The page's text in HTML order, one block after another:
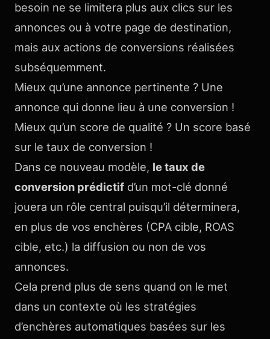
besoin ne se limitera plus aux clics sur les
annonces ou à votre page de destination,
mais aux actions de conversions réalisées
subséquemment.
Mieux qu’une annonce pertinente ? Une
annonce qui donne lieu à une conversion !
Mieux qu’un score de qualité ? Un score basé
sur le taux de conversion !
Dans ce nouveau modèle, le taux de
conversion prédictif d’un mot-clé donné
jouera un rôle central puisqu’il déterminera,
en plus de vos enchères (CPA cible, ROAS
cible, etc.) la diffusion ou non de vos
annonces.
Cela prend plus de sens quand on le met
dans un contexte où les stratégies
d’enchères automatiques basées sur les